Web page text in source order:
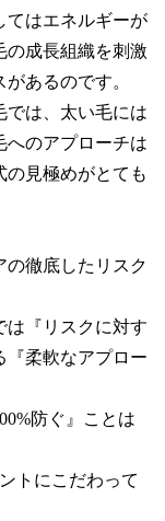
てはエネルギーが
の成長組織を刺激
あるのです。
では、太い毛には
へのアプローチは
の見極めがとても
の徹底したリスク
は『リスクに対す
『柔軟なアプロー
防ぐ』ことは
トにこだわって